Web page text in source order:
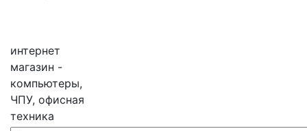
интернет
магазин -
компьютеры,
ЧПУ, офисная
техника